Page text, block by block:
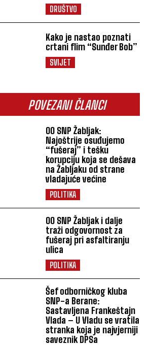
DRUŠTVO
Kako je nastao poznati
crtani flim “Sunđer Bob”
SVIJET
POVEZANI ČLANCI
OO SNP Žabljak:
Najoštrije osuđujemo
“fušeraj” i tešku
korupciju koja se dešava
na Žabljaku od strane
vladajuće većine
POLITIKA
OO SNP Žabljak i dalje
traži odgovornost za
fušeraj pri asfaltiranju
ulica
POLITIKA
Šef odborničkog kluba
SNP-a Berane:
Sastavljena Frankeštajn
Vlada – U Vladu se vratila
stranka koja je najvjerniji
saveznik DPSa